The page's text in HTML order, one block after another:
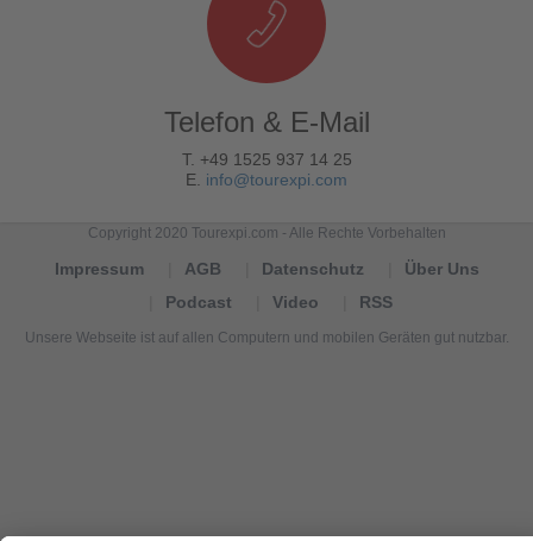
Telefon & E-Mail
T. +49 1525 937 14 25
E. info@tourexpi.com
Copyright 2020 Tourexpi.com - Alle Rechte Vorbehalten
Impressum AGB Datenschutz
Über Uns
Podcast
Video RSS
Unsere Webseite ist auf allen Computern und mobilen Geräten gut nutzbar.